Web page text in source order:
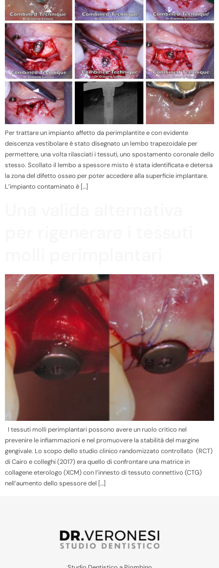
Per trattare un impianto affetto da perimplantite e con evidente
deiscenza vestibolare è stato disegnato un lembo trapezoidale per
permettere, una volta rilasciati i tessuti, uno spostamento coronale dello
stesso. Scollato il lembo a spessore misto è stata identificata e detersa
la zona del difetto osseo per poter accedere alla superficie implantare.
L’impianto contaminato è […]
I tessuti molli perimplantari possono avere un ruolo critico nel
prevenire le infiammazioni e nel promuovere la stabilità del margine
gengivale. Lo scopo dello studio clinico randomizzato controllato (RCT)
di Cairo e colleghi (2017) era quello di confrontare una matrice in
collagene eterologo (XCM) con l’innesto di tessuto connettivo (CTG)
nell’aumento dello spessore del […]